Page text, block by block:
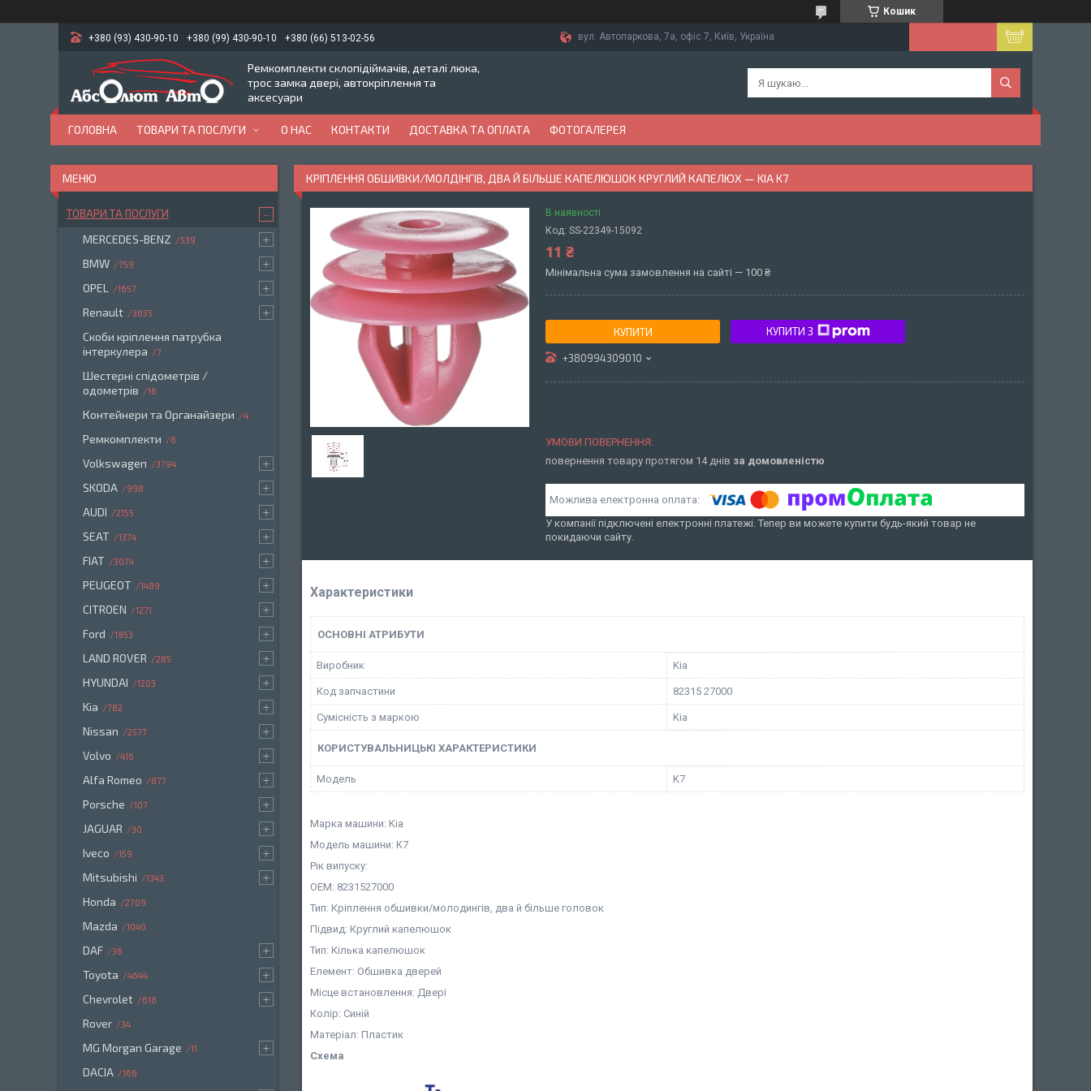
Кошик
+380 (93) 430-90-10 +380 (99) 430-90-10 +380 (66) 513-02-56 вул. Автопаркова, 7а, офіс 7, Київ, Україна
Ремкомплекти склопідіймачів, деталі люка,
трос замка двері, автокріплення та
аксесуари
ГОЛОВНА ТОВАРИ ТА ПОСЛУГИ О НАС КОНТАКТИ ДОСТАВКА ТА ОПЛАТА ФОТОГАЛЕРЕЯ
КРІПЛЕННЯ ОБШИВКИ/МОЛДІНГІВ, ДВА Й БІЛЬШЕ КАПЕЛЮШОК КРУГЛИЙ КАПЕЛЮХ — KIA K7
В наявності
Код: SS-22349-15092
11 ₴
Мінімальна сума замовлення на сайті — 100 ₴
КУПИТИ КУПИТИ З
+380994309010
повернення товару протягом 14 днів за домовленістю
У компанії підключені електронні платежі. Тепер ви можете купити будь-який товар не
покидаючи сайту.
Характеристики
ОСНОВНІ АТРИБУТИ
Виробник Kia
Код запчастини 82315 27000
Сумісність з маркою Kia
КОРИСТУВАЛЬНИЦЬКІ ХАРАКТЕРИСТИКИ
Мoдель K7
Марка машини: Kia
Модель машини: K7
Рік випуску:
OEM: 8231527000
Тип: Кріплення обшивки/молодингів, два й більше головок
Підвид: Круглий капелюшок
Тип: Кілька капелюшок
Елемент: Обшивка дверей
Місце встановлення: Двері
Колір: Синій
Матеріал: Пластик
Схема
ТОВАРИ ТА ПОСЛУГИ
MERCEDES-BENZ 539
BMW 759
OPEL 1657
Renault 3635
Скоби кріплення патрубка
інтеркулера
7
Шестерні спідометрів /
одометрів
16
Контейнери та Органайзери 4
Ремкомплекти 6
Volkswagen 3794
SKODA 998
AUDI 2155
SEAT 1374
FIAT 3074
PEUGEOT 1489
CITROEN 1271
Ford 1953
LAND ROVER 285
HYUNDAI 1203
Kia 782
Nissan 2577
Volvo 416
Alfa Romeo 877
Porsche 107
JAGUAR 30
Iveco 159
Mitsubishi 1343
Honda 2709
Mazda 1040
DAF 36
Toyota 4644
Chevrolet 618
Rover 34
MG Morgan Garage 11
DACIA 166